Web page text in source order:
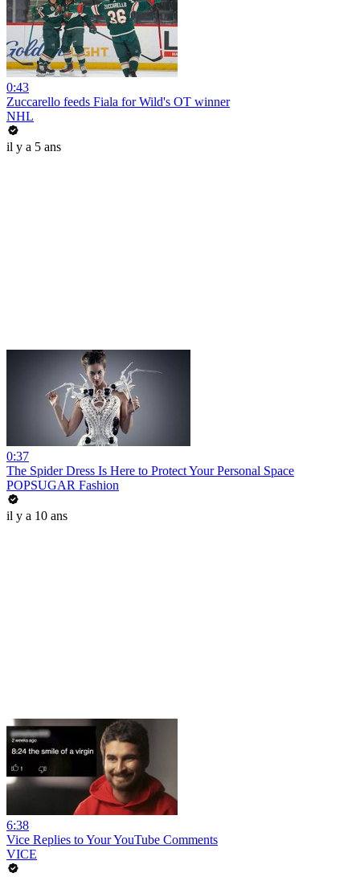
0:43
Zuccarello feeds Fiala for Wild's OT winner
NHL
il y a 5 ans
0:37
The Spider Dress Is Here to Protect Your Personal Space
POPSUGAR Fashion
il y a 10 ans
6:38
Vice Replies to Your YouTube Comments
VICE